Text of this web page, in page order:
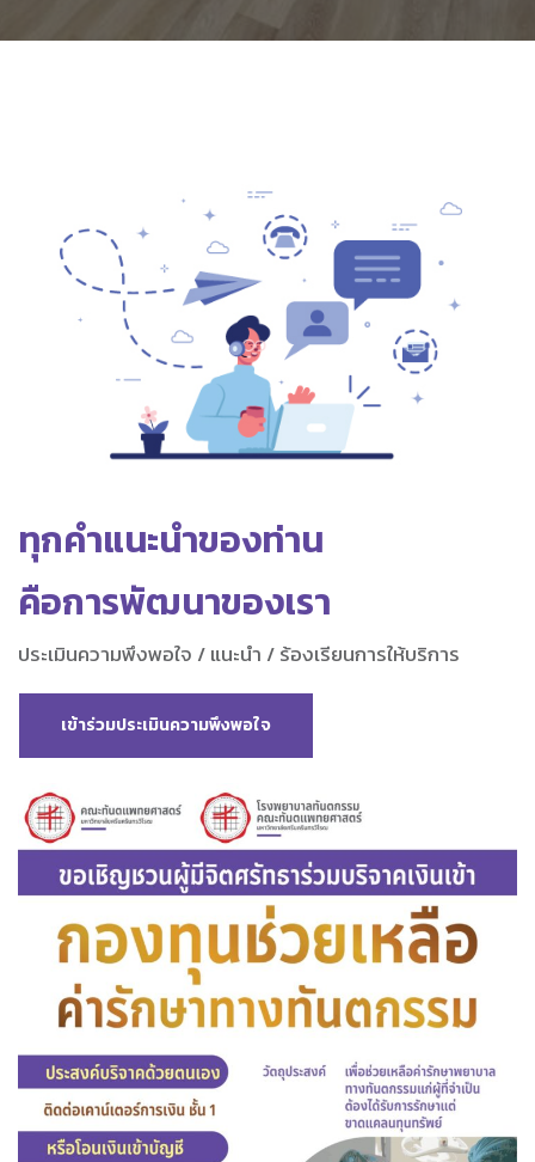
ทุกคำแนะนำของท่าน
คือการพัฒนาของเรา
ประเมินความพึงพอใจ / แนะนำ / ร้องเรียนการให้บริการ
เข้าร่วมประเมินความพึงพอใจ